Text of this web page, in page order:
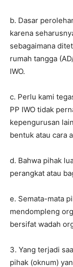
b. Dasar
karena
sebagaimana
rumah tangga
IWO.
c. Perlu kami
PP IWO tidak
kepengurusan
bentuk atau cara
d. Bahwa pihak
perangkat atau
e. Semata-mata
mendompleng
bersifat wadah
3. Yang terjadi
pihak (oknum)